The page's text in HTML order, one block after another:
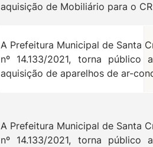
aquisição de Mobiliário para o
A Prefeitura Municipal de Santa
nº 14.133/2021, torna público
aquisição de aparelhos de ar-
A Prefeitura Municipal de Santa
nº 14.133/2021, torna público